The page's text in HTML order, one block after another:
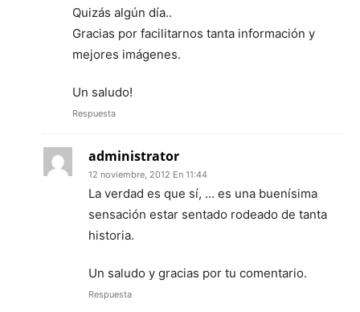
Quizás algún día..
Gracias por facilitarnos tanta información y
mejores imágenes.
Un saludo!
Respuesta
administrator
12 noviembre, 2012 En 11:44
La verdad es que sí, … es una buenísima
sensación estar sentado rodeado de tanta
historia.
Un saludo y gracias por tu comentario.
Respuesta